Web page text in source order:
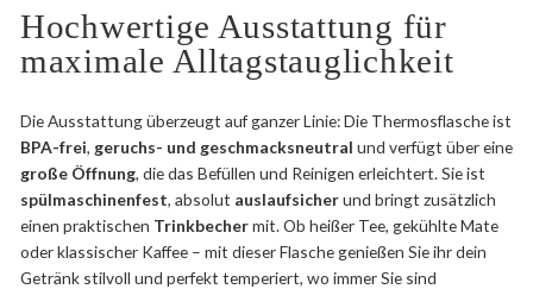
Hochwertige Ausstattung für
maximale Alltagstauglichkeit
Die Ausstattung überzeugt auf ganzer Linie: Die Thermosflasche ist
BPA-frei, geruchs- und geschmacksneutral und verfügt über eine
große Öffnung, die das Befüllen und Reinigen erleichtert. Sie ist
spülmaschinenfest, absolut auslaufsicherund bringt zusätzlich
einen praktischen Trinkbechermit. Ob heißer Tee, gekühlte Mate
oder klassischer Kaffee – mit dieser Flasche genießen Sie ihr dein
Getränk stilvoll und perfekt temperiert, wo immer Sie sind